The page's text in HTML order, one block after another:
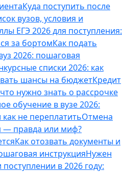
Куда поступить после
вузов, условия и
ЕГЭ 2026 для поступления:
за бортомКак подать
2026: пошаговая
списки 2026: как
шансы на бюджетКредит
нужно знать о рассрочке
обучение в вузе 2026:
не переплатитьОтмена
— правда или миф?
Как отозвать документы и
инструкцияНужен
в 2026 году: